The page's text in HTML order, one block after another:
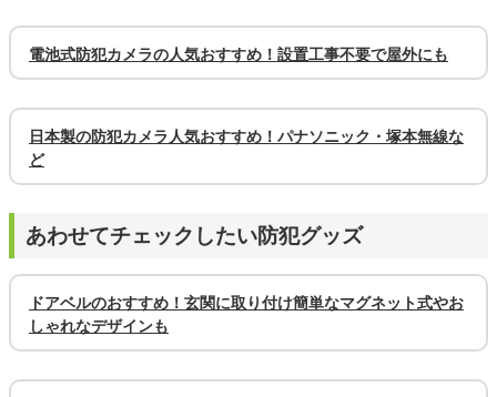
電池式防犯カメラの人気おすすめ！設置工事不要で屋外にも
日本製の防犯カメラ人気おすすめ！パナソニック・塚本無線な
ど
あわせてチェックしたい防犯グッズ
ドアベルのおすすめ！玄関に取り付け簡単なマグネット式やお
しゃれなデザインも